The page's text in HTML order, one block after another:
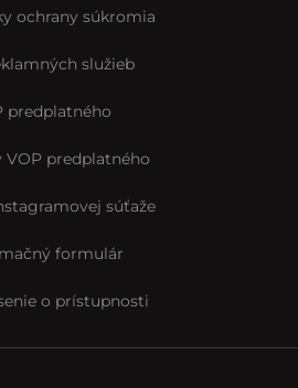
ochrany súkromia
služieb
predplatného
VOP predplatného
súťaže
formulár
o prístupnosti